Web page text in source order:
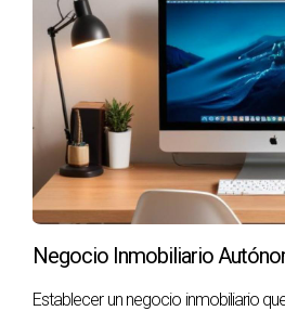
camino más claro y efectivo hacia
a reflexionar sobre tus propias
esa guía que puedes necesitar
veces, un pequeño paso hacia el
puede ser el inicio de un gran viaje
Preguntas frecuentes
¿Qué tipo de asesoría
Negocio Inmobiliario
Establecer un negocio inmobiliario